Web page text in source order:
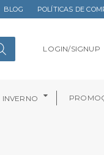
BLOG POLÍTICAS DE
LOGIN/SIGNUP
INVERNO